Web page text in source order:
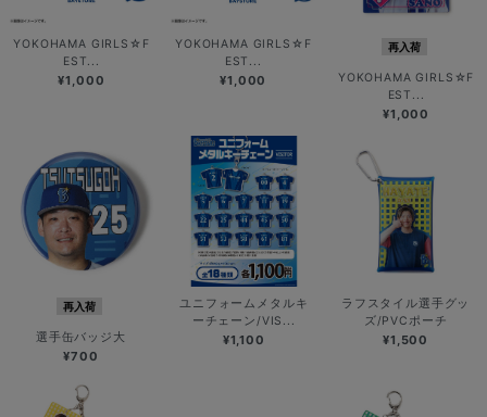
YOKOHAMA GIRLS☆F
EST...
¥1,000
YOKOHAMA GIRLS☆F
EST...
¥1,000
再入荷
YOKOHAMA GIRLS☆F
EST...
¥1,000
再入荷
選手缶バッジ大
¥700
ユニフォームメタルキ
ーチェーン/VIS...
¥1,100
ラフスタイル選手グッ
ズ/PVCポーチ
¥1,500